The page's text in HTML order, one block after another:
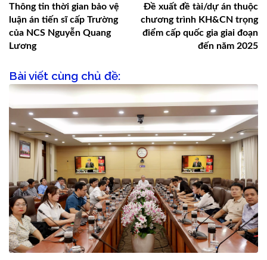
Thông tin thời gian bảo vệ
luận án tiến sĩ cấp Trường
của NCS Nguyễn Quang
Lương
Đề xuất đề tài/dự án thuộc
chương trình KH&CN trọng
điểm cấp quốc gia giai đoạn
đến năm 2025
Bài viết cùng chủ đề: